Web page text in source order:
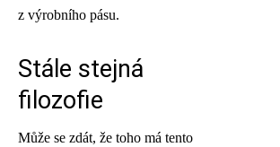
z výrobního pásu.
Stále stejná
filozofie
Může se zdát, že toho má tento